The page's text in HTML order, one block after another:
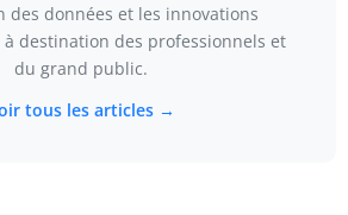
des données et les innovations
destination des professionnels et
du grand public.
tous les articles →